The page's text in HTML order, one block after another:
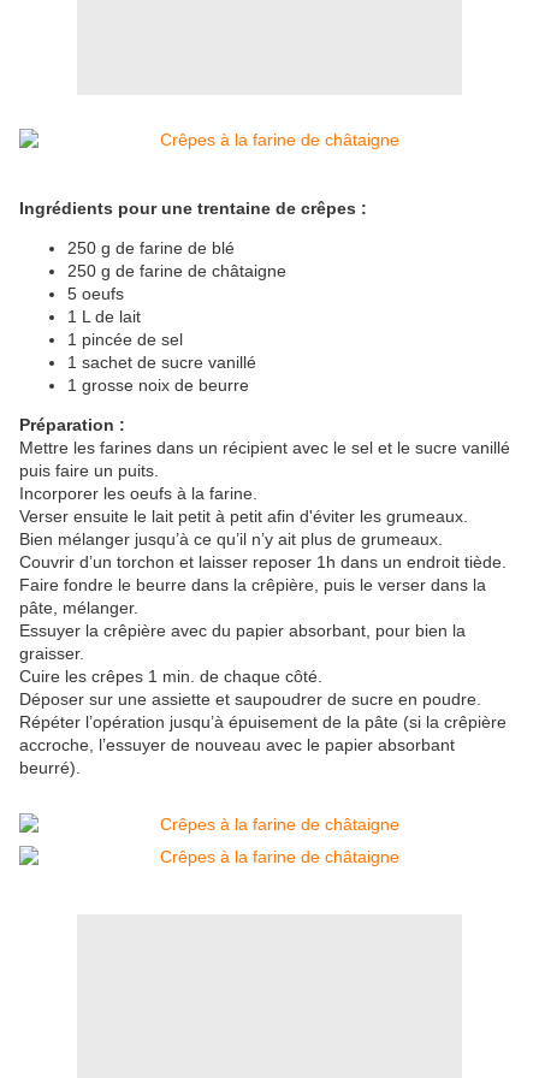
Ingrédients pour une trentaine de crêpes :
250 g de farine de blé
250 g de farine de châtaigne
5 oeufs
1 L de lait
1 pincée de sel
1 sachet de sucre vanillé
1 grosse noix de beurre
Préparation :
Mettre les farines dans un récipient avec le sel et le sucre vanillé
puis faire un puits.
Incorporer les oeufs à la farine.
Verser ensuite le lait petit à petit afin d'éviter les grumeaux.
Bien mélanger jusqu’à ce qu’il n’y ait plus de grumeaux.
Couvrir d’un torchon et laisser reposer 1h dans un endroit tiède.
Faire fondre le beurre dans la crêpière, puis le verser dans la
pâte, mélanger.
Essuyer la crêpière avec du papier absorbant, pour bien la
graisser.
Cuire les crêpes 1 min. de chaque côté.
Déposer sur une assiette et saupoudrer de sucre en poudre.
Répéter l’opération jusqu’à épuisement de la pâte (si la crêpière
accroche, l’essuyer de nouveau avec le papier absorbant
beurré).